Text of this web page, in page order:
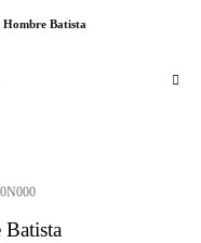
Batista